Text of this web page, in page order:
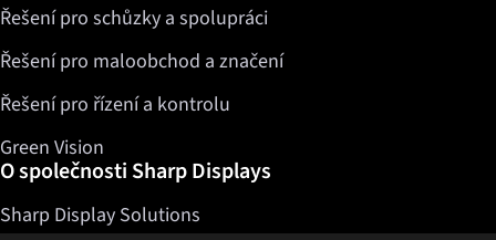
Řešení pro schůzky a spolupráci
Řešení pro maloobchod a značení
Řešení pro řízení a kontrolu
Green Vision
O společnosti Sharp Displays
Sharp Display Solutions